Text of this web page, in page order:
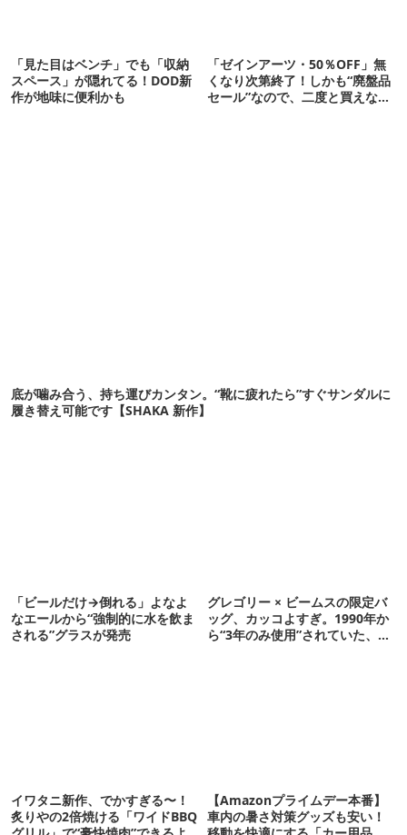
「見た目はベンチ」でも「収納
スペース」が隠れてる！DOD新
作が地味に便利かも
「ゼインアーツ・50％OFF」無
くなり次第終了！しかも“廃盤品
セール”なので、二度と買えない
底が噛み合う、持ち運びカンタン。“靴に疲れたら”すぐサンダルに
履き替え可能です【SHAKA 新作】
「ビールだけ→倒れる」よなよ
なエールから“強制的に水を飲ま
される”グラスが発売
グレゴリー × ビームスの限定バ
ッグ、カッコよすぎ。1990年か
ら“3年のみ使用”されていた、紫
イワタニ新作、でかすぎる〜！
炙りやの2倍焼ける「ワイドBBQ
【Amazonプライムデー本番】
車内の暑さ対策グッズも安い！